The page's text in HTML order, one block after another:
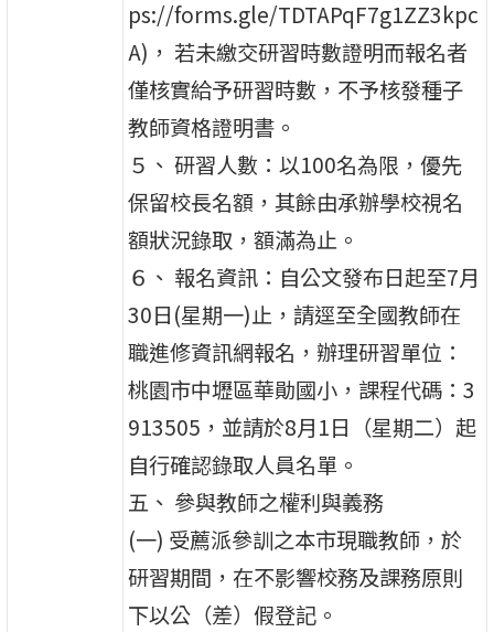
ps://forms.gle/TDTAPqF7g1ZZ3kpc
A)， 若未繳交研習時數證明而報名者
僅核實給予研習時數，不予核發種子
教師資格證明書。
５、 研習人數：以100名為限，優先
保留校長名額，其餘由承辦學校視名
額狀況錄取，額滿為止。
６、 報名資訊：自公文發布日起至7月
30日(星期一)止，請逕至全國教師在
職進修資訊網報名，辦理研習單位：
桃園市中壢區華勛國小，課程代碼：3
913505，並請於8月1日（星期二）起
自行確認錄取人員名單。
五、 參與教師之權利與義務
(一) 受薦派參訓之本市現職教師，於
研習期間，在不影響校務及課務原則
下以公（差）假登記。